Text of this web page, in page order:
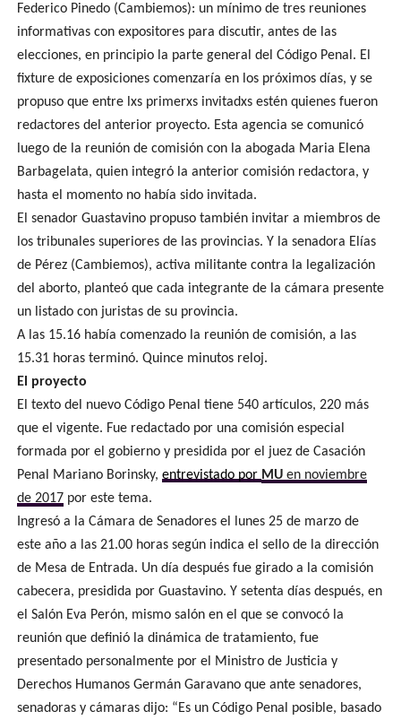
Federico Pinedo (Cambiemos): un mínimo de tres reuniones
informativas con expositores para discutir, antes de las
elecciones, en principio la parte general del Código Penal. El
fixture de exposiciones comenzaría en los próximos días, y se
propuso que entre lxs primerxs invitadxs estén quienes fueron
redactores del anterior proyecto. Esta agencia se comunicó
luego de la reunión de comisión con la abogada Maria Elena
Barbagelata, quien integró la anterior comisión redactora, y
hasta el momento no había sido invitada.
El senador Guastavino propuso también invitar a miembros de
los tribunales superiores de las provincias. Y la senadora Elías
de Pérez (Cambiemos), activa militante contra la legalización
del aborto, planteó que cada integrante de la cámara presente
un listado con juristas de su provincia.
A las 15.16 había comenzado la reunión de comisión, a las
15.31 horas terminó. Quince minutos reloj.
El proyecto
El texto del nuevo Código Penal tiene 540 artículos, 220 más
que el vigente. Fue redactado por una comisión especial
formada por el gobierno y presidida por el juez de Casación
Penal Mariano Borinsky, entrevistado por MUen noviembre
de 2017por este tema.
Ingresó a la Cámara de Senadores el lunes 25 de marzo de
este año a las 21.00 horas según indica el sello de la dirección
de Mesa de Entrada. Un día después fue girado a la comisión
cabecera, presidida por Guastavino. Y setenta días después, en
el Salón Eva Perón, mismo salón en el que se convocó la
reunión que definió la dinámica de tratamiento, fue
presentado personalmente por el Ministro de Justicia y
Derechos Humanos Germán Garavano que ante senadores,
senadoras y cámaras dijo: “Es un Código Penal posible, basado